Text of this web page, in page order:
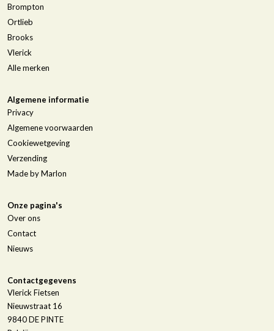
Brompton
Ortlieb
Brooks
Vlerick
Alle merken
Algemene informatie
Privacy
Algemene voorwaarden
Cookiewetgeving
Verzending
Made by Marlon
Onze pagina's
Over ons
Contact
Nieuws
Contactgegevens
Vlerick Fietsen
Nieuwstraat 16
9840DE PINTE